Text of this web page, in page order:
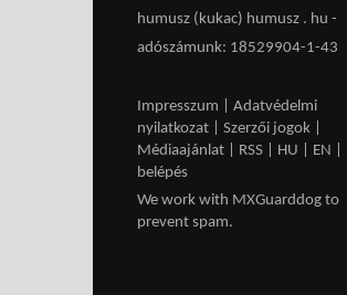
humusz (kukac) humusz . hu -
adószámunk: 18529904-1-43
Impresszum
Adatvédelmi
nyilatkozat
Szerzői jogok
Médiaajánlat
RSS HU EN
belépés
We work with MXGuarddog to
prevent spam.